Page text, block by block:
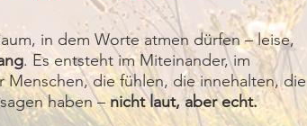
in dem Worte atmen dürfen – leise,
. Es entsteht im Miteinander, im
Menschen, die fühlen, die innehalten, die
haben –nicht laut, aber echt.